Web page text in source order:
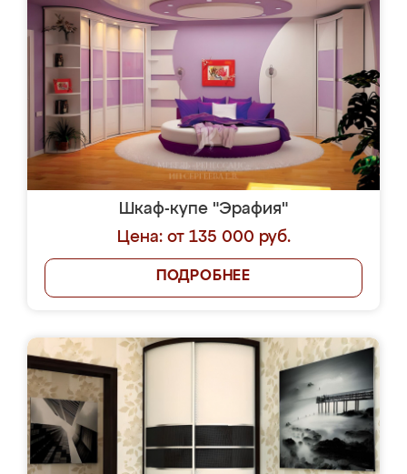
Шкаф-купе "Эрафия"
Цена: от 135 000 руб.
ПОДРОБНЕЕ